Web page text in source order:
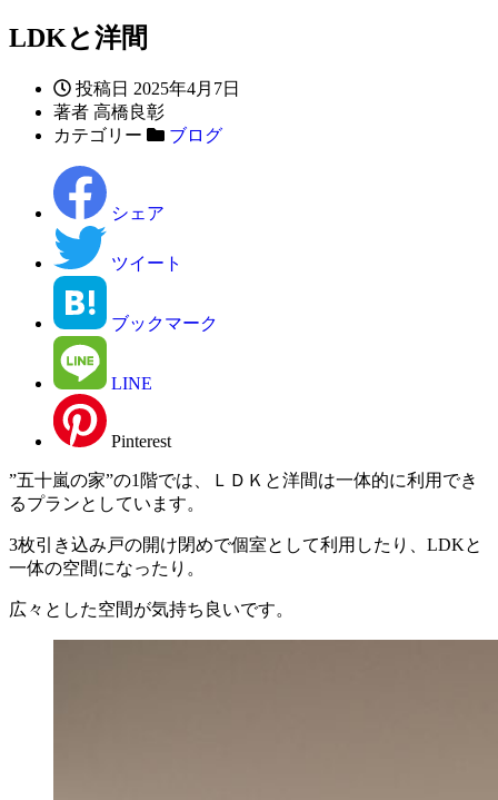
LDKと洋間
投稿日 2025年4月7日
著者 高橋良彰
カテゴリー
ブログ
シェア
ツイート
ブックマーク
LINE
Pinterest
”五十嵐の家”の1階では、ＬＤＫと洋間は一体的に利用でき
るプランとしています。
3枚引き込み戸の開け閉めで個室として利用したり、LDKと
一体の空間になったり。
広々とした空間が気持ち良いです。